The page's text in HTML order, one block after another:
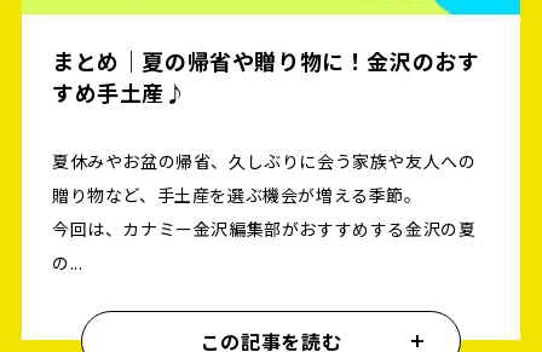
まとめ｜夏の帰省や贈り物に！金沢のおす
すめ手土産♪
夏休みやお盆の帰省、久しぶりに会う家族や友人への
贈り物など、手土産を選ぶ機会が増える季節。
今回は、カナミー金沢編集部がおすすめする金沢の夏
の...
この記事を読む